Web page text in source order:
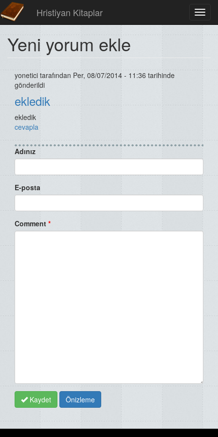
Hristiyan Kitaplar
Yeni yorum ekle
yonetici tarafından Per, 08/07/2014 - 11:36 tarihinde
gönderildi
ekledik
ekledik
cevapla
Adınız
E-posta
Comment *
Kaydet Önizleme